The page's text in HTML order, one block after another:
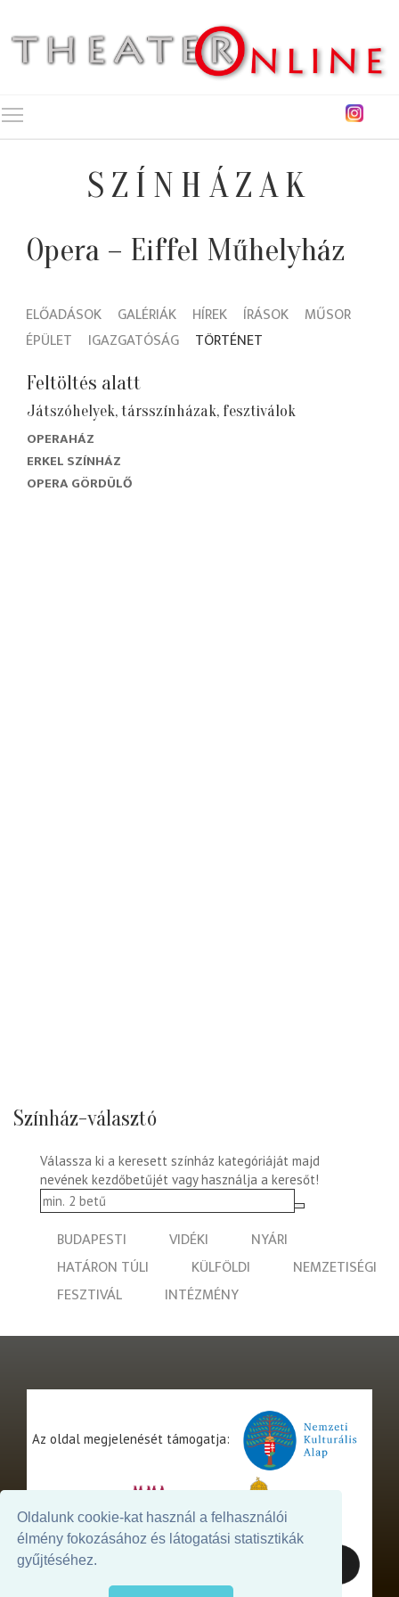
Oldalunk cookie-kat használ a felhasználói
élmény fokozásához és látogatási statisztikák
gyűjtéséhez.
SZÍNHÁZAK
Opera – Eiffel Műhelyház
ELŐADÁSOK GALÉRIÁK HÍREK ÍRÁSOK
MŰSOR
ÉPÜLET
IGAZGATÓSÁG TÖRTÉNET
Feltöltés alatt
Játszóhelyek, társszínházak, fesztiválok
OPERAHÁZ
ERKEL SZÍNHÁZ
OPERA GÖRDÜLŐ
Színház-választó
Válassza ki a keresett színház kategóriáját majd
nevének kezdőbetűjét vagy használja a keresőt!
BUDAPESTI VIDÉKI
NYÁRI
HATÁRON TÚLI
KÜLFÖLDI
NEMZETISÉGI
FESZTIVÁL
INTÉZMÉNY
Az oldal megjelenését támogatja: